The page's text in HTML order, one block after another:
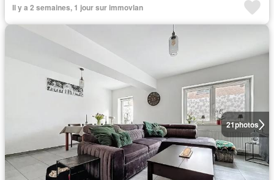
Il y a 2 semaines, 1 jour sur immovlan
21photos